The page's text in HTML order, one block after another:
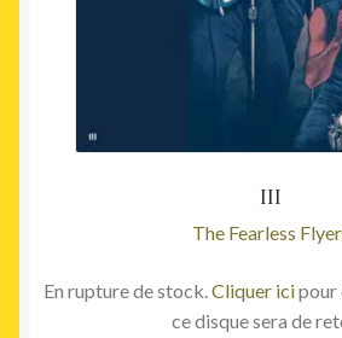
III
The Fearless
En rupture de stock.Cliquer icipour
ce disque sera de